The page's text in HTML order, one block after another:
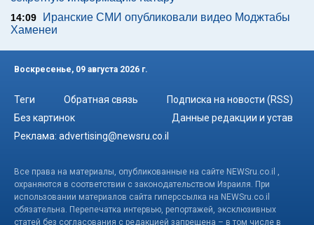
14:09
Иранские СМИ опубликовали видео Моджтабы
Хаменеи
Воскресенье, 09 августа 2026 г.
Теги Обратная связь
Подписка на новости (RSS)
Без картинок
Данные редакции и устав
Реклама: advertising@newsru.co.il
Все права на материалы, опубликованные на сайте NEWSru.co.il ,
охраняются в соответствии с законодательством Израиля. При
использовании материалов сайта гиперссылка на NEWSru.co.il
обязательна. Перепечатка интервью, репортажей, эксклюзивных
статей без согласования с редакцией запрещена – в том числе в